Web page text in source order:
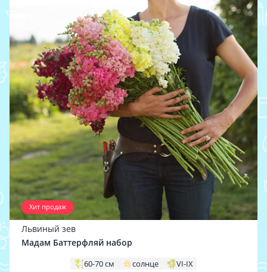
Хит продаж
Львиный зев
Мадам Баттерфляй набор
60-70 см солнце VI-IX